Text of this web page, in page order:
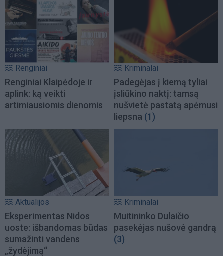
Renginiai
Renginiai Klaipėdoje ir
aplink: ką veikti
artimiausiomis dienomis
Kriminalai
Padegėjas į kiemą tyliai
įsliūkino naktį: tamsą
nušvietė pastatą apėmusi
liepsna (1)
Aktualijos
Eksperimentas Nidos
uoste: išbandomas būdas
sumažinti vandens
„žydėjimą“
Kriminalai
Muitininko Dulaičio
pasekėjas nušovė gandrą
(3)